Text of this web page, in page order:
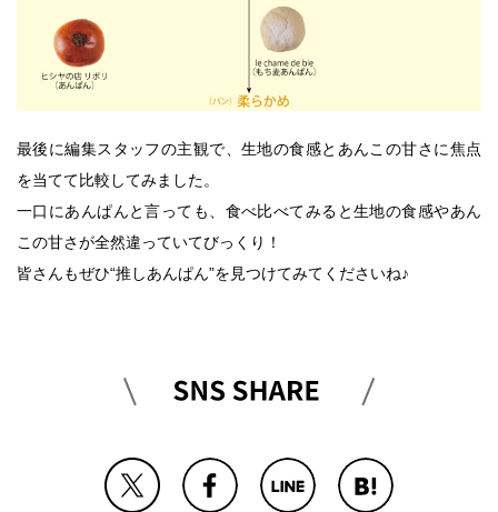
最後に編集スタッフの主観で、生地の食感とあんこの甘さに焦点
を当てて比較してみました。
一口にあんぱんと言っても、食べ比べてみると生地の食感やあん
この甘さが全然違っていてびっくり！
皆さんもぜひ“推しあんぱん”を見つけてみてくださいね♪